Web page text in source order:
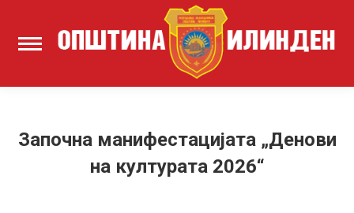
Започна манифестацијата „Денови
на културата 2026“